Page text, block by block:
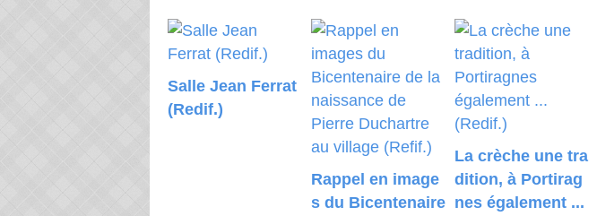
Salle Jean Ferrat
(Redif.)
Rappel en image
s du Bicentenaire
La crèche une tra
dition, à Portirag
nes également ...